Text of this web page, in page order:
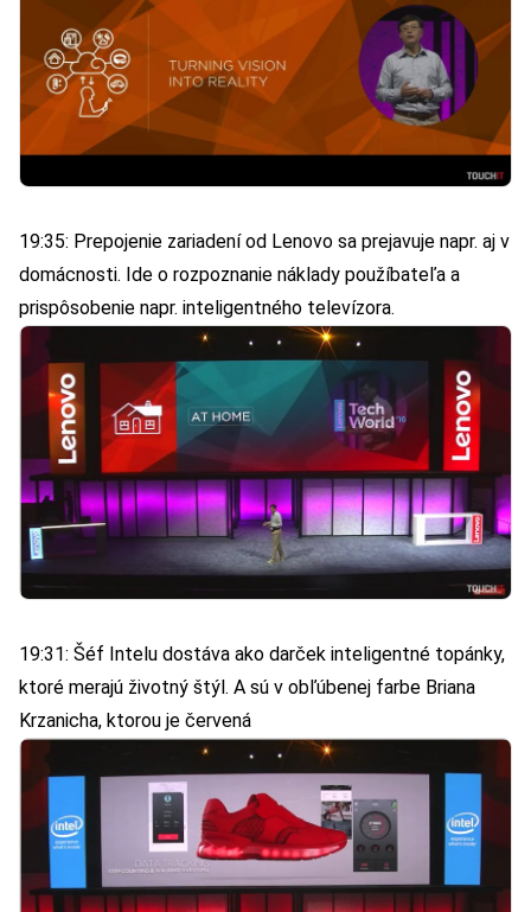
19:35: Prepojenie zariadení od Lenovo sa prejavuje napr. aj v
domácnosti. Ide o rozpoznanie náklady použíbateľa a
prispôsobenie napr. inteligentného televízora.
19:31: Šéf Intelu dostáva ako darček inteligentné topánky,
ktoré merajú životný štýl. A sú v obľúbenej farbe Briana
Krzanicha, ktorou je červená